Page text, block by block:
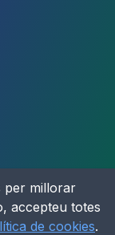
per millorar
accepteu totes
de cookies.